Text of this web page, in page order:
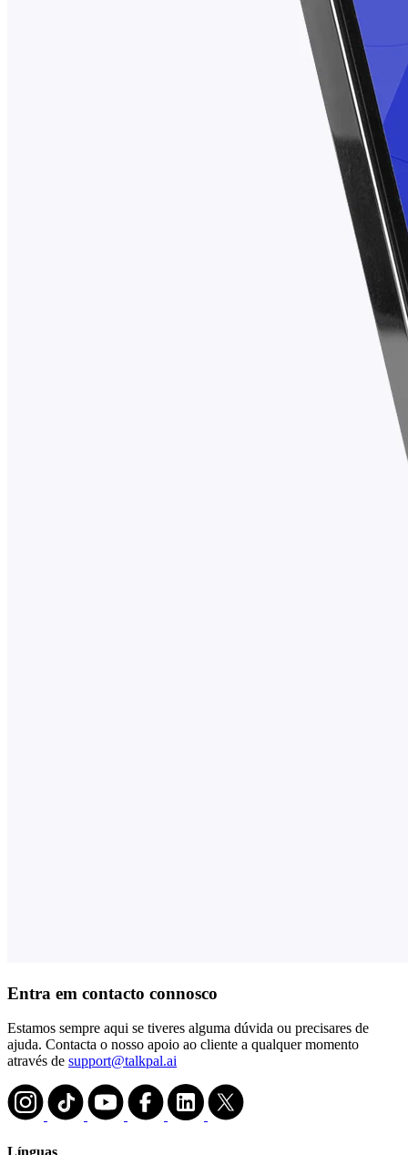
Entra em contacto connosco
Estamos sempre aqui se tiveres alguma dúvida ou precisares de
ajuda. Contacta o nosso apoio ao cliente a qualquer momento
através de support@talkpal.ai
Línguas